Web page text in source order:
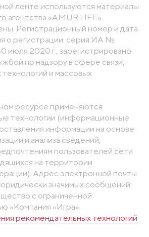
ленте используются материалы
агентства «AMUR.LIFE».
Регистрационный номер и дата
о регистрации: серия ИА №
июля 2020 г., зарегистрировано
по надзору в сфере связи,
и массовых
ресурсе применяются
технологии (информационные
информации на основе
и анализа сведений,
пользователей сети
на территории
Адрес электронной почты
значимых сообщений:
с ограниченной
«Компания «Игра».
рекомендательных технологий